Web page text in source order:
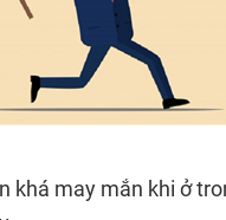
khá may mắn khi ở